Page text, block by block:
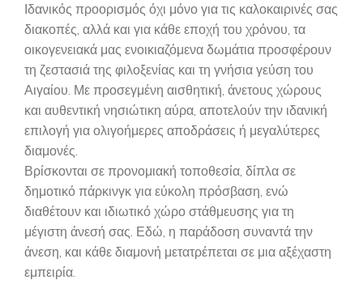
Ιδανικός προορισμός όχι μόνο για τις καλοκαιρινές σας
διακοπές, αλλά και για κάθε εποχή του χρόνου, τα
οικογενειακά μας ενοικιαζόμενα δωμάτια προσφέρουν
τη ζεστασιά της φιλοξενίας και τη γνήσια γεύση του
Αιγαίου. Με προσεγμένη αισθητική, άνετους χώρους
και αυθεντική νησιώτικη αύρα, αποτελούν την ιδανική
επιλογή για ολιγοήμερες αποδράσεις ή μεγαλύτερες
διαμονές.
Βρίσκονται σε προνομιακή τοποθεσία, δίπλα σε
δημοτικό πάρκινγκ για εύκολη πρόσβαση, ενώ
διαθέτουν και ιδιωτικό χώρο στάθμευσης για τη
μέγιστη άνεσή σας. Εδώ, η παράδοση συναντά την
άνεση, και κάθε διαμονή μετατρέπεται σε μια αξέχαστη
εμπειρία.